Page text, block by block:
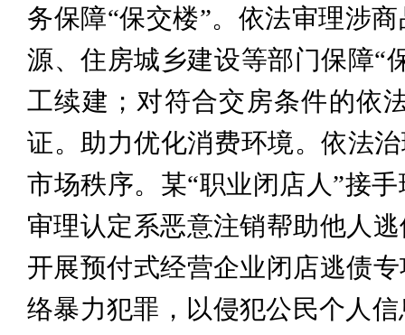
务保障“保交楼”。依法审理涉
源、住房城乡建设等部门保障“
工续建；对符合交房条件的依
证。助力优化消费环境。依法
市场秩序。某“职业闭店人”接
审理认定系恶意注销帮助他人
开展预付式经营企业闭店逃债
络暴力犯罪，以侵犯公民个人